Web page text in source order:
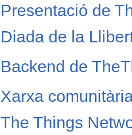
Presentació de
Diada de la
Backend de
Xarxa
The Things